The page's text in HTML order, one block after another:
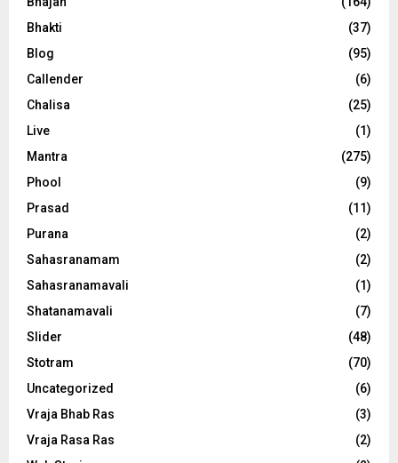
Bhakti
(37)
Blog
(95)
Callender
(6)
Chalisa
(25)
Live
(1)
Mantra
(275)
Phool
(9)
Prasad
(11)
Purana
(2)
Sahasranamam
(2)
Sahasranamavali
(1)
Shatanamavali
(7)
Slider
(48)
Stotram
(70)
Uncategorized
(6)
Vraja Bhab Ras
(3)
Vraja Rasa Ras
(2)